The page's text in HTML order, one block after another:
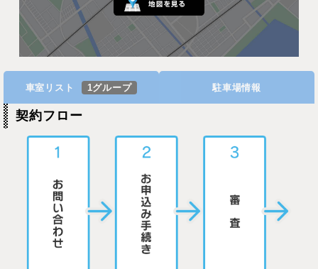
車室リスト 1グループ 駐車場情報
契約フロー